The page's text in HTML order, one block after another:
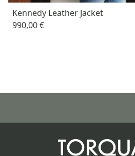
Kennedy Leather Jacket
990,00 €